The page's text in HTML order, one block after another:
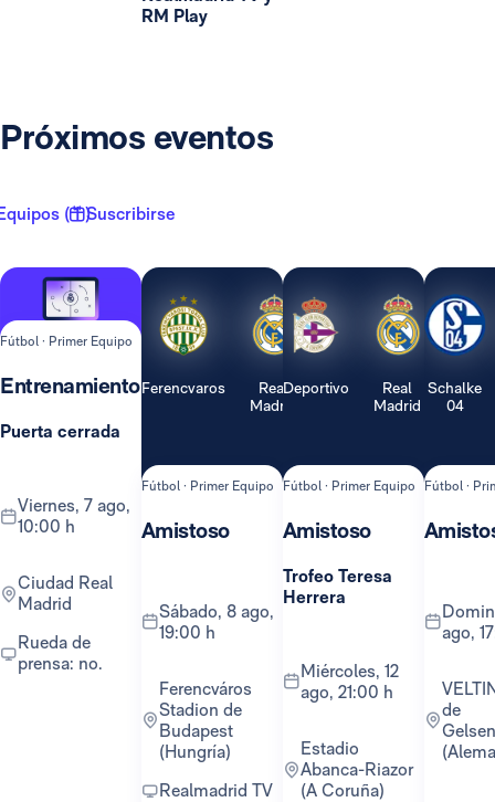
RM Play
Próximos eventos
( 1 )Suscribirse
Fútbol · Primer Equipo
Entrenamiento
Puerta cerrada
viernes, 7 ago,
10:00 h
Ciudad Real
Madrid
Rueda de
prensa: no.
Ferencvaros
Real
Madrid
Fútbol · Primer Equipo
Amistoso
sábado, 8 ago,
19:00 h
Ferencváros
Stadion de
Budapest
(Hungría)
Realmadrid TV
Deportivo
Real
Madrid
Fútbol · Primer Equipo
Amistoso
Trofeo Teresa
Herrera
miércoles, 12
ago, 21:00 h
Estadio
Abanca-Riazor
(A Coruña)
Schalke
04
Fútbol ·
domingo, 16
ago,
VELTINS-Arena
de